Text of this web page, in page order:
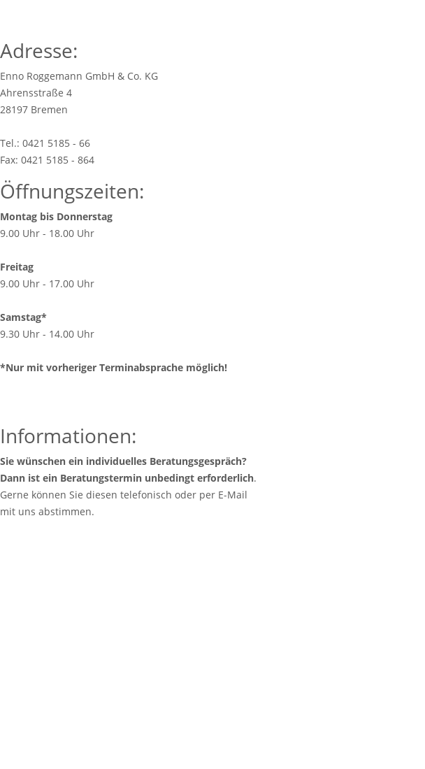
Adresse:
Enno Roggemann GmbH & Co. KG
Ahrensstraße 4
28197 Bremen
Tel.: 0421 5185 - 66
Fax: 0421 5185 - 864
Öffnungszeiten:
Montag bis Donnerstag
9.00 Uhr - 18.00 Uhr
Freitag
9.00 Uhr - 17.00 Uhr
Samstag*
9.30 Uhr - 14.00 Uhr
*Nur mit vorheriger Terminabsprache möglich!
Informationen:
Sie wünschen ein individuelles Beratungsgespräch?
Dann ist ein Beratungstermin unbedingt erforderlich.
Gerne können Sie diesen telefonisch oder per E-Mail
mit uns abstimmen.